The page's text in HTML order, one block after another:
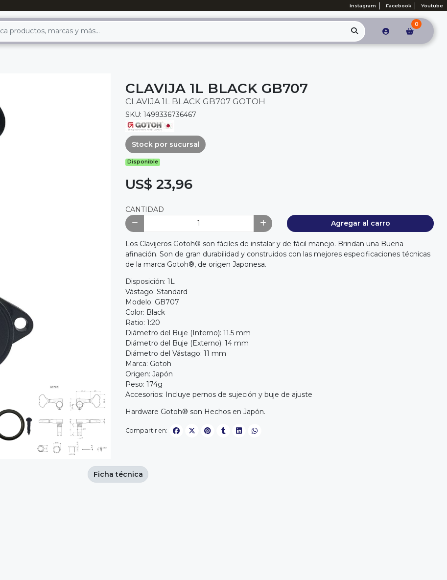
Instagram Facebook Youtube
0
CLAVIJA 1L BLACK GB707
CLAVIJA 1L BLACK GB707 GOTOH
SKU: 1499336736467
Stock por sucursal
Disponible
US$ 23,96
CANTIDAD
Agregar al carro
Los Clavijeros Gotoh® son fáciles de instalar y de fácil manejo. Brindan una Buena
afinación. Son de gran durabilidad y construidos con las mejores especificaciones técnicas
de la marca Gotoh®, de origen Japonesa.
Disposición: 1L
Vástago: Standard
Modelo: GB707
Color: Black
Ratio: 1:20
Diámetro del Buje (Interno): 11.5 mm
Diámetro del Buje (Externo): 14 mm
Diámetro del Vástago: 11 mm
Marca: Gotoh
Origen: Japón
Peso: 174g
Accesorios: Incluye pernos de sujeción y buje de ajuste
Hardware Gotoh® son Hechos en Japón.
Compartir en:
Ficha técnica